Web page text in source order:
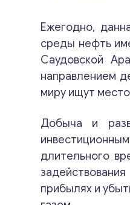
Ежегодно,
среды нефть
Саудовской
направлением
миру ищут
Добыча и
длительного
прибылях и